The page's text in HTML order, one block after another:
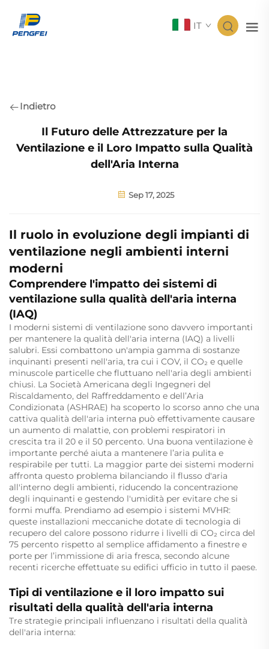
IT
Indietro
Il Futuro delle Attrezzature per la
Ventilazione e il Loro Impatto sulla Qualità
dell'Aria Interna
Sep 17, 2025
Il ruolo in evoluzione degli impianti di
ventilazione negli ambienti interni
moderni
Comprendere l'impatto dei sistemi di
ventilazione sulla qualità dell'aria interna
(IAQ)
I moderni sistemi di ventilazione sono davvero importanti
per mantenere la qualità dell'aria interna (IAQ) a livelli
salubri. Essi combattono un'ampia gamma di sostanze
inquinanti presenti nell'aria, tra cui i COV, il CO₂ e quelle
minuscole particelle che fluttuano nell'aria degli ambienti
chiusi. La Società Americana degli Ingegneri del
Riscaldamento, del Raffreddamento e dell’Aria
Condizionata (ASHRAE) ha scoperto lo scorso anno che una
cattiva qualità dell'aria interna può effettivamente causare
un aumento di malattie, con problemi respiratori in
crescita tra il 20 e il 50 percento. Una buona ventilazione è
importante perché aiuta a mantenere l’aria pulita e
respirabile per tutti. La maggior parte dei sistemi moderni
affronta questo problema bilanciando il flusso d'aria
all'interno degli ambienti, riducendo la concentrazione
degli inquinanti e gestendo l'umidità per evitare che si
formi muffa. Prendiamo ad esempio i sistemi MVHR:
queste installazioni meccaniche dotate di tecnologia di
recupero del calore possono ridurre i livelli di CO₂ circa del
75 percento rispetto al semplice affidamento a finestre e
porte per l’immissione di aria fresca, secondo alcune
recenti ricerche effettuate su edifici ufficio in tutto il paese.
Tipi di ventilazione e il loro impatto sui
risultati della qualità dell'aria interna
Tre strategie principali influenzano i risultati della qualità
dell'aria interna: